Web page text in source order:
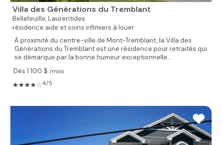
Villa des Générations du Tremblant
Bellefeuille,Laurentides
résidence aide et soins infimiers à louer
À proximité du centre-ville de Mont-Tremblant, la Villa des
Générations du Tremblant est une résidence pour retraités qui
se démarque par la bonne humeur exceptionnelle...
Dès 1 100 $ /mois
4/5